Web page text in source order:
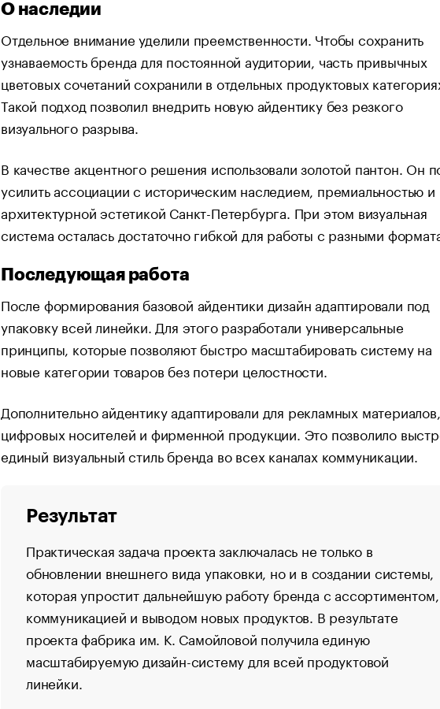
О наследии
Отдельное внимание уделили преемственности. Чтобы сохранить
узнаваемость бренда для постоянной аудитории, часть привычных
цветовых сочетаний сохранили в отдельных продуктовых
Такой подход позволил внедрить новую айдентику без резкого
визуального разрыва.
В качестве акцентного решения использовали золотой пантон. Он
усилить ассоциации с историческим наследием, премиальностью и
архитектурной эстетикой Санкт-Петербурга. При этом визуальная
система осталась достаточно гибкой для работы с разными
Последующая работа
После формирования базовой айдентики дизайн адаптировали под
упаковку всей линейки. Для этого разработали универсальные
принципы, которые позволяют быстро масштабировать систему на
новые категории товаров без потери целостности.
Дополнительно айдентику адаптировали для рекламных материалов,
цифровых носителей и фирменной продукции. Это позволило
единый визуальный стиль бренда во всех каналах коммуникации.
Результат
Практическая задача проекта заключалась не только в
обновлении внешнего вида упаковки, но и в создании системы,
которая упростит дальнейшую работу бренда с ассортиментом,
коммуникацией и выводом новых продуктов. В результате
проекта фабрика им. К. Самойловой получила единую
масштабируемую дизайн-систему для всей продуктовой
линейки.